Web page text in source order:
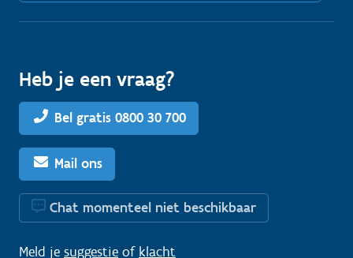
Heb je een vraag?
Bel gratis 0800 30 700
Mail ons
Chat momenteel niet beschikbaar
Meld je suggestie of klacht